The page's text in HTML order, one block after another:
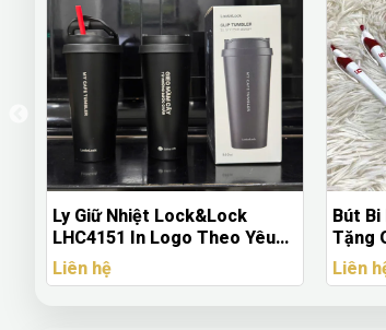
Nhiệt
Bút Bi Nhựa Thái Hòa - Quà
Tặng Quảng Bá Thương Hiệu
Liên hệ